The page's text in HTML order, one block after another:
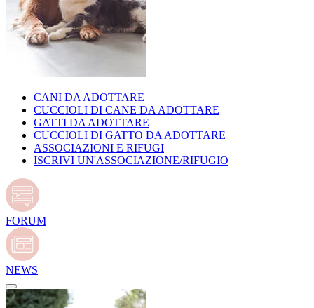
CANI DA ADOTTARE
CUCCIOLI DI CANE DA ADOTTARE
GATTI DA ADOTTARE
CUCCIOLI DI GATTO DA ADOTTARE
ASSOCIAZIONI E RIFUGI
ISCRIVI UN'ASSOCIAZIONE/RIFUGIO
FORUM
NEWS